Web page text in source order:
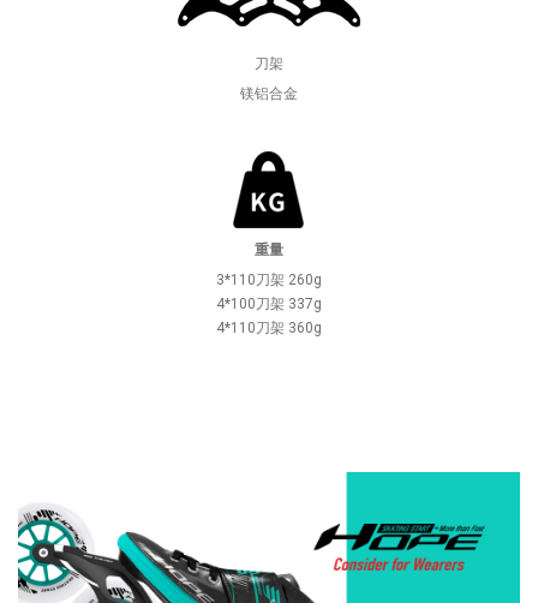
刀架
镁铝合金
重量
3*110刀架 260g
4*100刀架 337g
4*110刀架 360g